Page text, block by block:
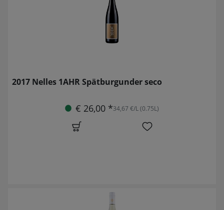
2017 Nelles 1AHR Spätburgunder seco
€ 26,00 *34,67 €/L (0.75L)